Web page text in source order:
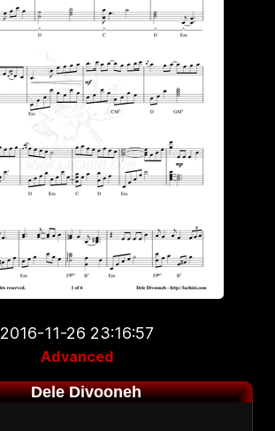
2016-11-26 23:16:57
Advanced
Dele Divooneh